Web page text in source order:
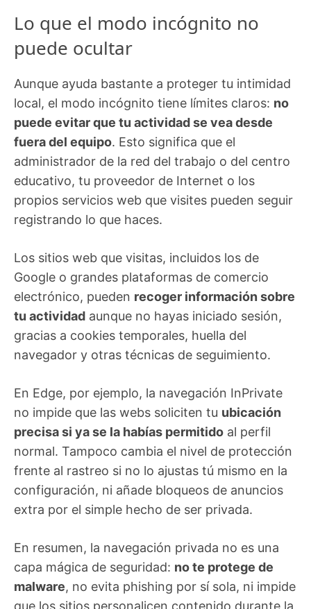
Lo que el modo incógnito no
puede ocultar
Aunque ayuda bastante a proteger tu intimidad
local, el modo incógnito tiene límites claros: no
puede evitar que tu actividad se vea desde
fuera del equipo. Esto significa que el
administrador de la red del trabajo o del centro
educativo, tu proveedor de Internet o los
propios servicios web que visites pueden seguir
registrando lo que haces.
Los sitios web que visitas, incluidos los de
Google o grandes plataformas de comercio
electrónico, pueden recoger información sobre
tu actividad aunque no hayas iniciado sesión,
gracias a cookies temporales, huella del
navegador y otras técnicas de seguimiento.
En Edge, por ejemplo, la navegación InPrivate
no impide que las webs soliciten tu ubicación
precisa si ya se la habías permitido al perfil
normal. Tampoco cambia el nivel de protección
frente al rastreo si no lo ajustas tú mismo en la
configuración, ni añade bloqueos de anuncios
extra por el simple hecho de ser privada.
En resumen, la navegación privada no es una
capa mágica de seguridad: no te protege de
malware, no evita phishing por sí sola, ni impide
que los sitios personalicen contenido durante la